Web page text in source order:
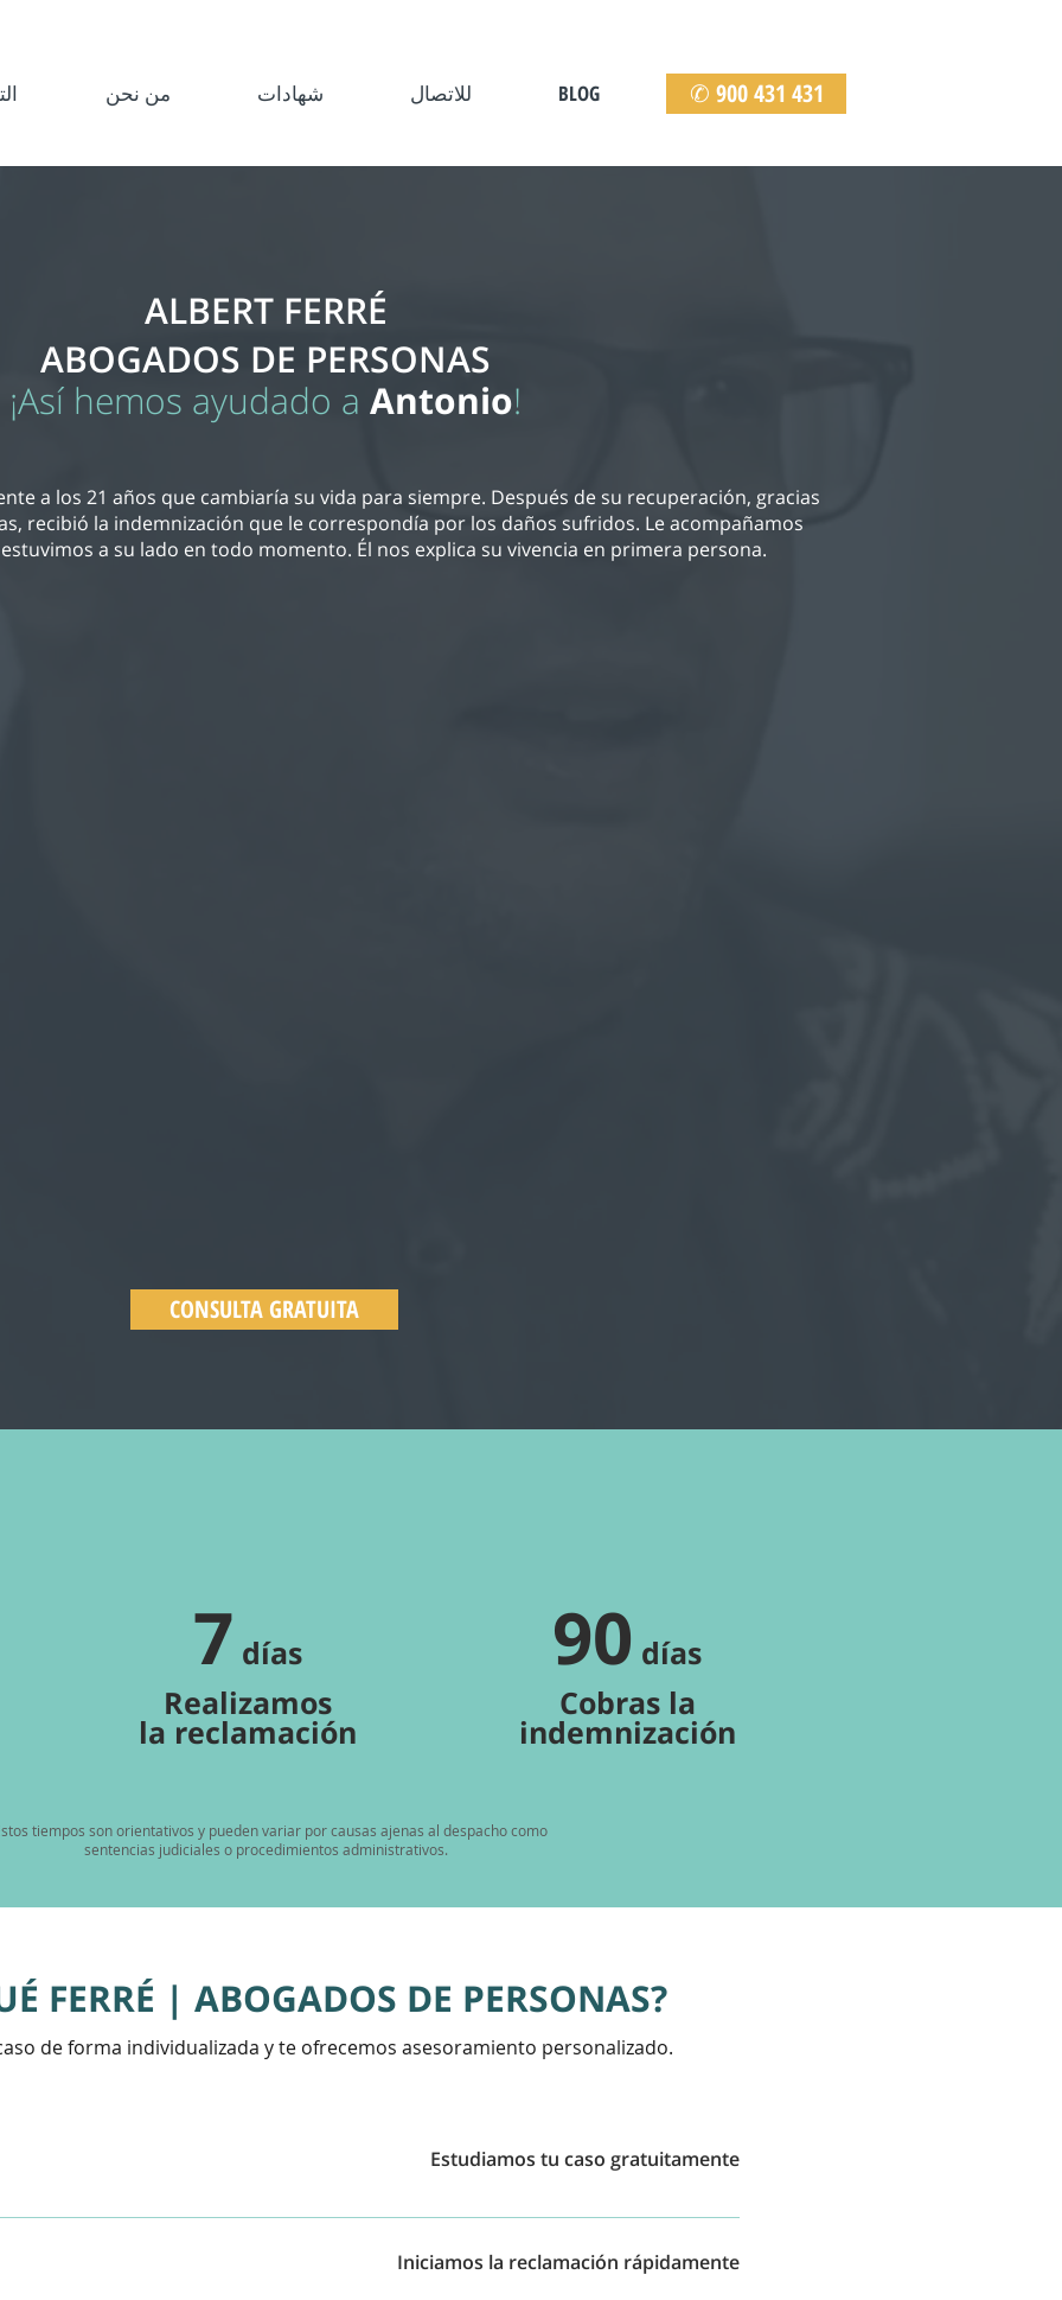
من نحن شهادات للاتصال BLOG ✆ 900 431 431
ALBERT FERRÉ
ABOGADOS DE PERSONAS
¡Así hemos ayudado a Antonio!
a los 21 años que cambiaría su vida para siempre. Después de su recuperación, gracias
recibió la indemnización que le correspondía por los daños sufridos. Le acompañamos
a su lado en todo momento. Él nos explica su vivencia en primera persona.
CONSULTA GRATUITA
7 días
Realizamos
la reclamación
90 días
Cobras la
indemnización
tiempos son orientativos y pueden variar por causas ajenas al despacho como
sentencias judiciales o procedimientos administrativos.
FERRÉ | ABOGADOS DE PERSONAS?
de forma individualizada y te ofrecemos asesoramiento personalizado.
Estudiamos tu caso gratuitamente
con nuestro equipo de especialistas (médicos, ingenieros...) y te damos respuesta
Iniciamos la reclamación rápidamente